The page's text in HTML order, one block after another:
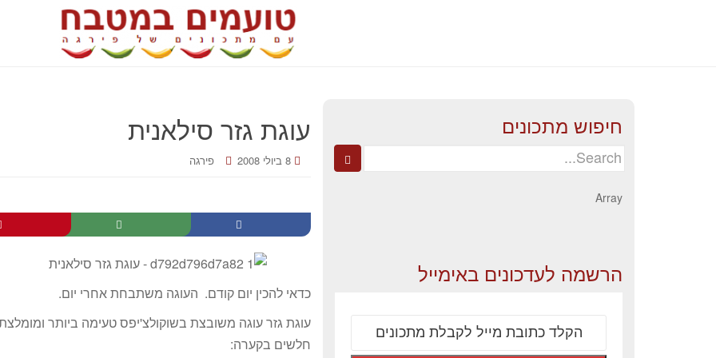
עוגת גזר סילאנית
8 ביולי 2008 פירגה
כדאי להכין יום קודם. העוגה משתבחת אחרי יום.
עוגת גזר עוגה משובצת בשוקולצ'יפס טעימה ביותר
חלשים בקערה:
חיפוש מתכונים
Search
Array
הרשמה לעדכונים באימייל